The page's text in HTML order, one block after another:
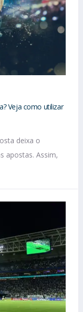
Veja como utilizar
deixa o
apostas. Assim,